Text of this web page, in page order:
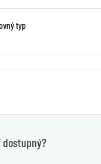
typ
dostupný?